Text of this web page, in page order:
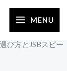
MENU
び方とJSBスピー